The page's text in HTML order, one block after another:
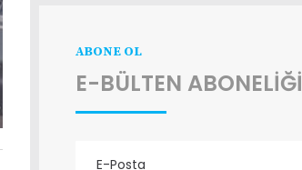
ABONE OL
E-BÜLTEN ABONELİĞİ